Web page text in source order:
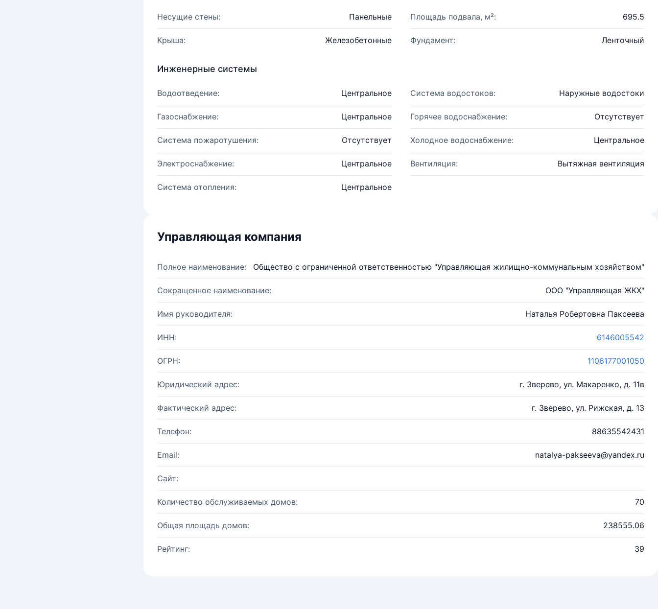
Несущие стены: Панельные Площадь подвала, м²: 695.5
Крыша: Железобетонные Фундамент: Ленточный
Инженерные системы
Водоотведение: Центральное Система водостоков: Наружные водостоки
Газоснабжение: Центральное Горячее водоснабжение: Отсутствует
Система пожаротушения: Отсутствует Холодное водоснабжение: Центральное
Электроснабжение: Центральное Вентиляция: Вытяжная вентиляция
Система отопления: Центральное
Управляющая компания
Полное наименование: Общество с ограниченной ответственностью "Управляющая жилищно-коммунальным хозяйством"
Сокращенное наименование: ООО "Управляющая ЖКХ"
Имя руководителя: Наталья Робертовна Паксеева
ИНН: 6146005542
ОГРН: 1106177001050
Юридический адрес: г. Зверево, ул. Макаренко, д. 11в
Фактический адрес: г. Зверево, ул. Рижская, д. 13
Телефон: 88635542431
Email: natalya-pakseeva@yandex.ru
Сайт:
Количество обслуживаемых домов: 70
Общая площадь домов: 238555.06
Рейтинг: 39